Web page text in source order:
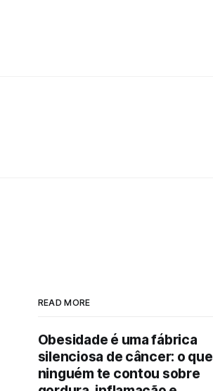
READ MORE
Obesidade é uma fábrica
silenciosa de câncer: o que
ninguém te contou sobre